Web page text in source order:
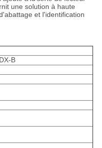
une solution à haute
et l'identification
B